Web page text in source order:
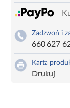
Zadzwoń i
660 627
Karta
Drukuj